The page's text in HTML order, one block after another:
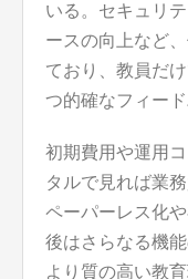
いる。セキュリ
ースの向上など
ており、教員だ
つ的確なフィー
初期費用や運用
タルで見れば業
ペーパーレス化
後はさらなる機
より質の高い教